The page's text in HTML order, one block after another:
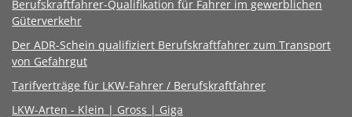
Berufskraftfahrer-Qualifikation für Fahrer im gewerblichen
Güterverkehr
Der ADR-Schein qualifiziert Berufskraftfahrer zum Transport
von Gefahrgut
Tarifverträge für LKW-Fahrer / Berufskraftfahrer
LKW-Arten - Klein | Gross | Giga